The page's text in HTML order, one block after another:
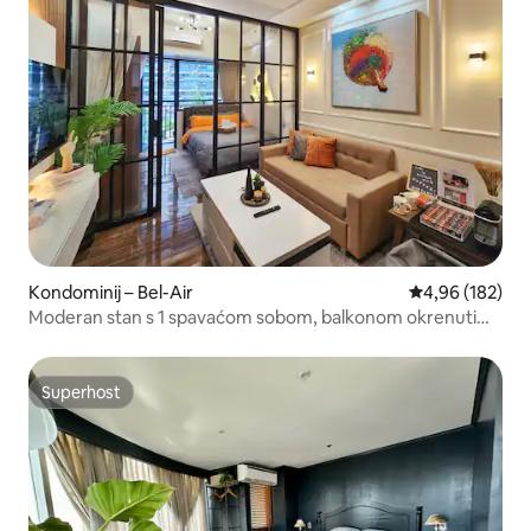
Kondominij – Bel-Air Prosječna
4,96 (182)
Moderan stan s 1 spavaćom sobom, balkonom okrenutim
Superhost
Superhost